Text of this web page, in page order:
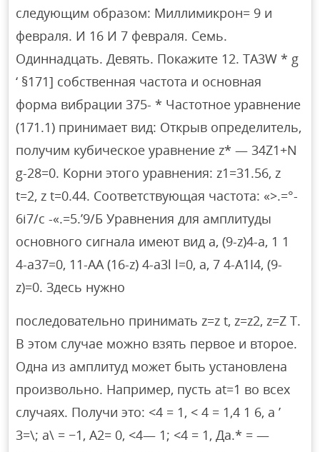
следующим образом: Миллимикрон= 9 и
февраля. И 16 И 7 февраля. Семь.
Одиннадцать. Девять. Покажите 12. TA3W * g
‘ §171] собственная частота и основная
форма вибрации 375- * Частотное уравнение
(171.1) принимает вид: Открыв определитель,
получим кубическое уравнение z* — 34Z1+N
g-28=0. Корни этого уравнения: z1=31.56, z
t=2, z t=0.44. Соответствующая частота: «>.=°-
6i7/с -«.=5.’9/Б Уравнения для амплитуды
основного сигнала имеют вид a, (9-z)4-a, 1 1
4-a37=0, 11-AA (16-z) 4-a3l l=0, a, 7 4-A1I4, (9-
z)=0. Здесь нужно
последовательно принимать z=z t, z=z2, z=Z T.
В этом случае можно взять первое и второе.
Одна из амплитуд может быть установлена
произвольно. Например, пусть at=1 во всех
случаях. Получи это: <4 = 1, < 4 = 1,4 1 6, a ’
3=\; a\ = −1, A2= 0, <4— 1; <4 = 1, Да.* = —